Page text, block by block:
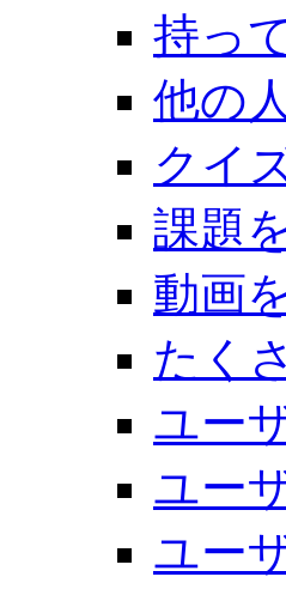
持っ
他の
クイ
課題
動画
たく
ユー
ユー
ユー